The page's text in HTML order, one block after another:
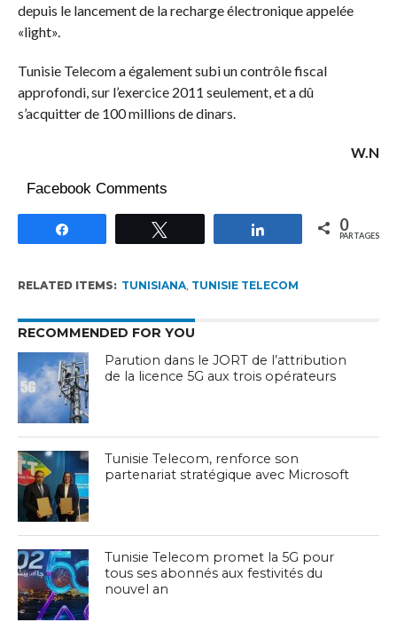
depuis le lancement de la recharge électronique appelée
«light».
Tunisie Telecom a également subi un contrôle fiscal
approfondi, sur l’exercice 2011 seulement, et a dû
s’acquitter de 100 millions de dinars.
W.N
Facebook Comments
Partagez 0
PARTAGES
RELATED ITEMS: TUNISIANA, TUNISIE TELECOM
RECOMMENDED FOR YOU
Parution dans le JORT de l’attribution
de la licence 5G aux trois opérateurs
Tunisie Telecom, renforce son
partenariat stratégique avec Microsoft
Tunisie Telecom promet la 5G pour
tous ses abonnés aux festivités du
nouvel an